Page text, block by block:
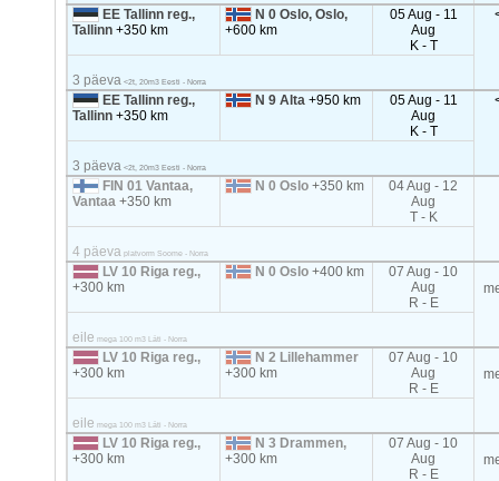
EE Tallinn reg.,
Tallinn+350 km
N 0 Oslo, Oslo,
+600 km
05 Aug - 11
Aug
K - T
3 päeva <2t, 20m3 Eesti - Norra
EE Tallinn reg.,
Tallinn+350 km
N 9 Alta+950 km
05 Aug - 11
Aug
K - T
3 päeva <2t, 20m3 Eesti - Norra
FIN 01 Vantaa,
Vantaa+350 km
N 0 Oslo+350 km
04 Aug - 12
Aug
T - K
4 päeva platvorm Soome - Norra
LV 10 Riga reg.,
+300 km
N 0 Oslo+400 km
07 Aug - 10
Aug
R - E
eile mega 100 m3 Läti - Norra
LV 10 Riga reg.,
+300 km
N 2 Lillehammer
+300 km
07 Aug - 10
Aug
R - E
eile mega 100 m3 Läti - Norra
LV 10 Riga reg.,
+300 km
N 3 Drammen,
+300 km
07 Aug - 10
Aug
R - E